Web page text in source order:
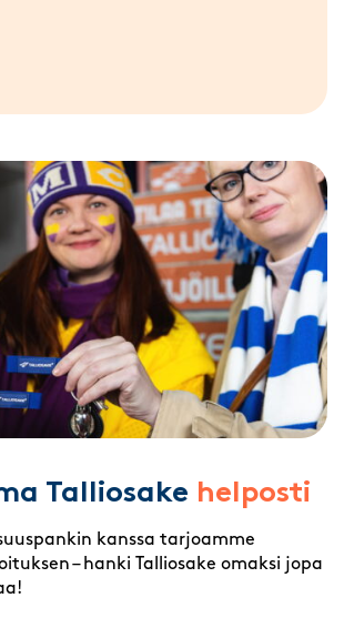
Talliosake helposti
kanssa tarjoamme
– hanki Talliosake omaksi jopa